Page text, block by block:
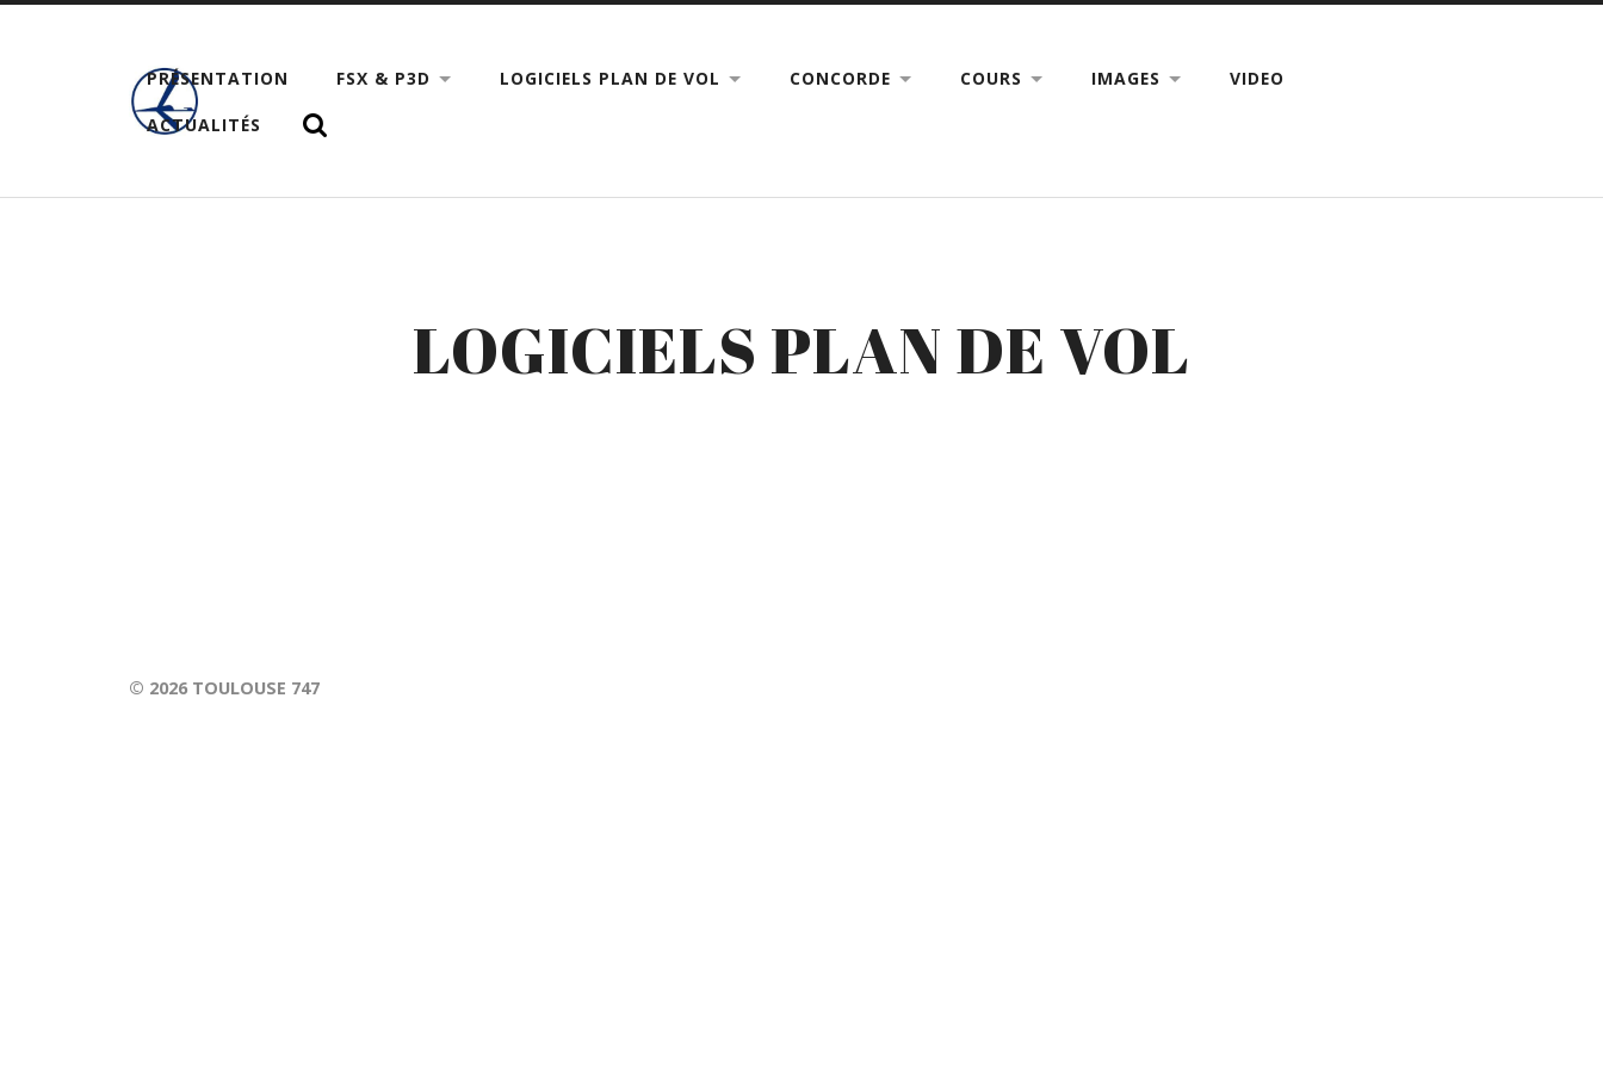
PRÉSENTATION FSX & P3D LOGICIELS PLAN DE VOL CONCORDE COURS IMAGES VIDEO
ACTUALITÉS
LOGICIELS PLAN DE VOL
© 2026 TOULOUSE 747